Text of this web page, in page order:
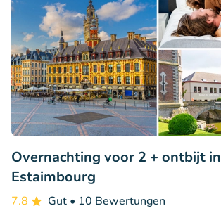
Overnachting voor 2 + ontbijt in
Estaimbourg
7.8 Gut • 10 Bewertungen